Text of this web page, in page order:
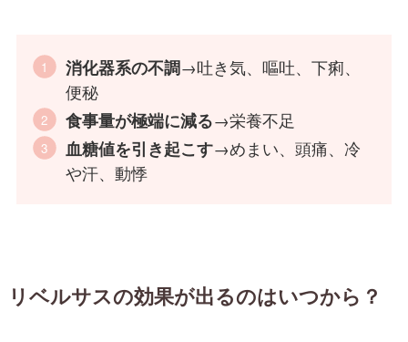
消化器系の不調→吐き気、嘔吐、下痢、
便秘
食事量が極端に減る→栄養不足
血糖値を引き起こす→めまい、頭痛、冷
や汗、動悸
リベルサスの効果が出るのはいつから？